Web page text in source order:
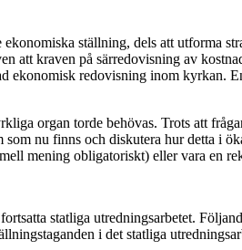
ställning, dels att utforma
kraven på särredovisning av
ekonomisk redovisning inom kyrkan.
organ torde behövas. Trots att
nu finns och diskutera hur detta i
mening obligatoriskt) eller vara en
statliga utredningsarbetet.
i det statliga